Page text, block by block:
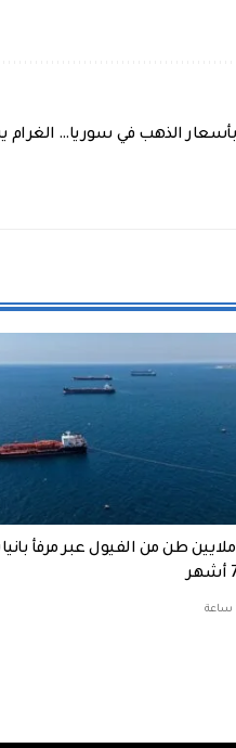
نحو 5 ملايين طن من الفيول عبر مرفأ